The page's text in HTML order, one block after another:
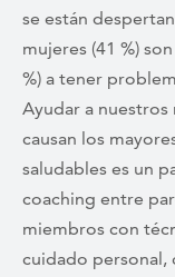
se están
mujeres (41 %)
%) a tener
Ayudar a nuestros
causan los
saludables es un
coaching entre
miembros con
cuidado personal,